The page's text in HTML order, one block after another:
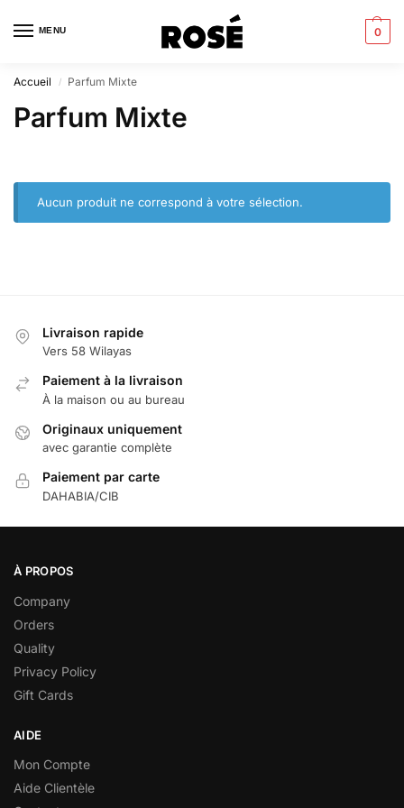
MENU 0
Accueil / Parfum Mixte
Parfum Mixte
Aucun produit ne correspond à votre sélection.
Livraison rapide
Vers 58 Wilayas
Paiement à la livraison
À la maison ou au bureau
Originaux uniquement
avec garantie complète
Paiement par carte
DAHABIA/CIB
À PROPOS
Company
Orders
Quality
Privacy Policy
Gift Cards
AIDE
Mon Compte
Aide Clientèle